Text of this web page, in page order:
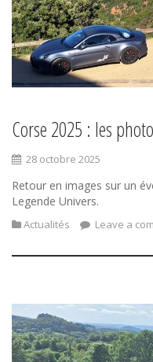
Corse 2025 : les
28 octobre 2025
Retour en images sur un
Legende Univers.
Actualités Leave a